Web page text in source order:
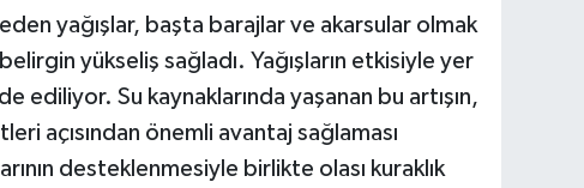
yağışlar, başta barajlar ve akarsular olmak
yükseliş sağladı. Yağışların etkisiyle yer
ediliyor. Su kaynaklarında yaşanan bu artışın,
açısından önemli avantaj sağlaması
desteklenmesiyle birlikte olası kuraklık